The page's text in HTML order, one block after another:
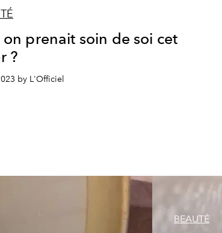
on prenait soin de soi cet
?
by L'Officiel
BEAUTÉ